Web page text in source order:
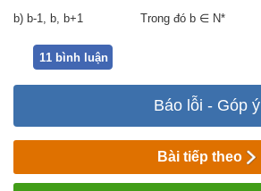
b) b-1, b, b+1 Trong đó b ∈ N*
11 bình luận
Báo lỗi - Góp ý
Bài tiếp theo